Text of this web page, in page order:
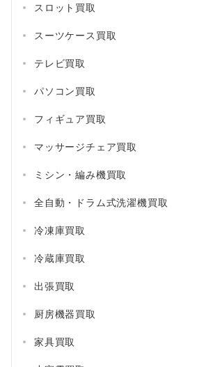
スロット買取
スーツケース買取
テレビ買取
パソコン買取
フィギュア買取
マッサージチェア買取
ミシン・編み機買取
全自動・ドラム式洗濯機買取
冷凍庫買取
冷蔵庫買取
出張買取
厨房機器買取
家具買取